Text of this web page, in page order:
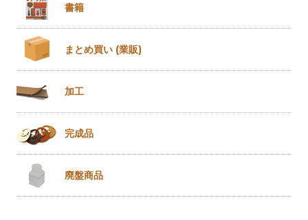
書籍
まとめ買い (業販)
加工
完成品
廃盤商品